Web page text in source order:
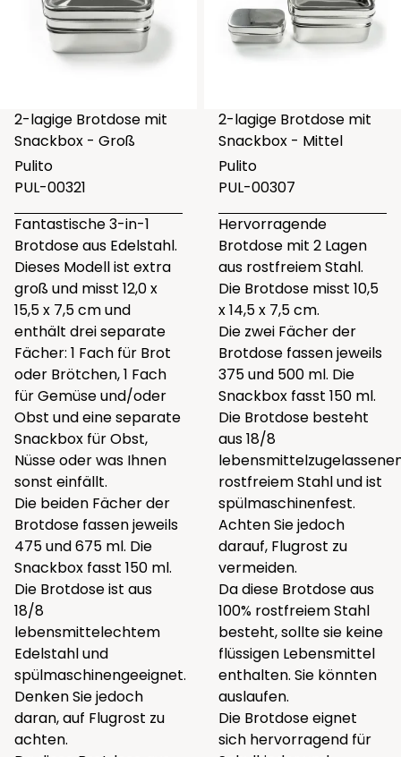
2-lagige Brotdose mit
Snackbox - Groß
Pulito
PUL-00321
Fantastische 3-in-1
Brotdose aus Edelstahl.
Dieses Modell ist extra
groß und misst 12,0 x
15,5 x 7,5 cm und
enthält drei separate
Fächer: 1 Fach für Brot
oder Brötchen, 1 Fach
für Gemüse und/oder
Obst und eine separate
Snackbox für Obst,
Nüsse oder was Ihnen
sonst einfällt.
Die beiden Fächer der
Brotdose fassen jeweils
475 und 675 ml. Die
Snackbox fasst 150 ml.
Die Brotdose ist aus
18/8
lebensmittelechtem
Edelstahl und
spülmaschinengeeignet.
Denken Sie jedoch
daran, auf Flugrost zu
achten.
2-lagige Brotdose mit
Snackbox - Mittel
Pulito
PUL-00307
Hervorragende
Brotdose mit 2 Lagen
aus rostfreiem Stahl.
Die Brotdose misst 10,5
x 14,5 x 7,5 cm.
Die zwei Fächer der
Brotdose fassen jeweils
375 und 500 ml. Die
Snackbox fasst 150 ml.
Die Brotdose besteht
aus 18/8
rostfreiem Stahl und ist
spülmaschinenfest.
Achten Sie jedoch
darauf, Flugrost zu
vermeiden.
Da diese Brotdose aus
100% rostfreiem Stahl
besteht, sollte sie keine
flüssigen Lebensmittel
enthalten. Sie könnten
auslaufen.
Die Brotdose eignet
sich hervorragend für